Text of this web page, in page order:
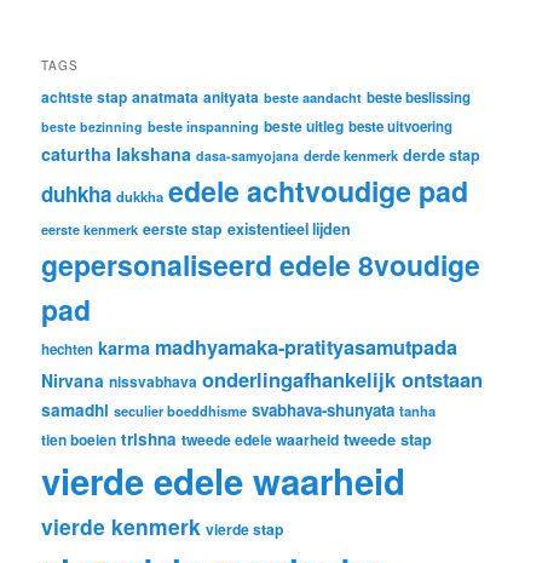
TAGS
achtste stap anatmata anityata beste aandacht beste beslissing
beste bezinning beste inspanning beste uitleg beste uitvoering
caturtha lakshana dasa-samyojana derde kenmerk derde stap
duhkha dukkha edele achtvoudige pad
eerste kenmerk eerste stap existentieel lijden
gepersonaliseerd edele 8voudige
pad
hechten karma madhyamaka-pratityasamutpada
Nirvana nissvabhava onderlingafhankelijk ontstaan
samadhi seculier boeddhisme svabhava-shunyata tanha
tien boeien trishna tweede edele waarheid tweede stap
vierde edele waarheid
vierde kenmerk vierde stap